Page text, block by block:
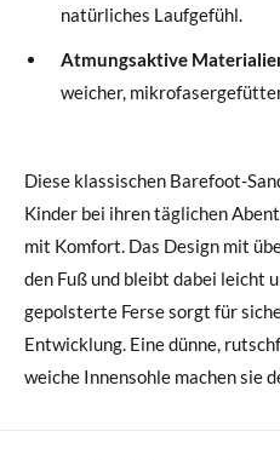
natürliches Laufgefühl.
Atmungsaktive
weicher,
Diese klassischen Barefoot-
Kinder bei ihren täglichen
mit Komfort. Das Design mit
den Fuß und bleibt dabei leicht
gepolsterte Ferse sorgt für
Entwicklung. Eine dünne,
weiche Innensohle machen sie